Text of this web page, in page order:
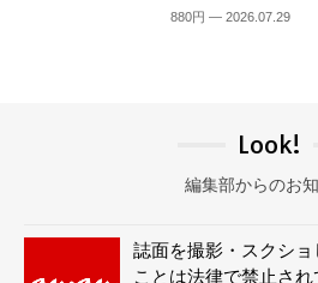
880円 — 2026.07.29
Look!
編集部からのお
誌面を撮影・スクシ
ことは法律で禁止され